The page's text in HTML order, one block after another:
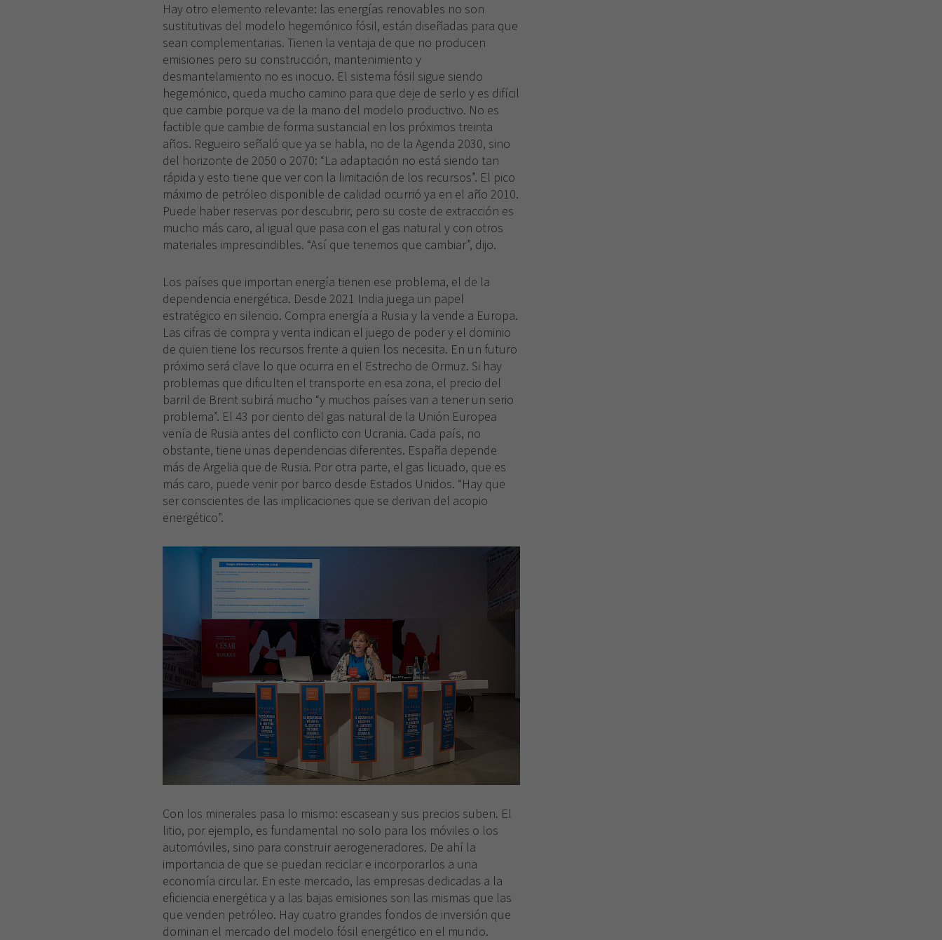
Hay otro elemento relevante: las energías renovables no son
sustitutivas del modelo hegemónico fósil, están diseñadas para que
sean complementarias. Tienen la ventaja de que no producen
emisiones pero su construcción, mantenimiento y
desmantelamiento no es inocuo. El sistema fósil sigue siendo
hegemónico, queda mucho camino para que deje de serlo y es difícil
que cambie porque va de la mano del modelo productivo. No es
factible que cambie de forma sustancial en los próximos treinta
años. Regueiro señaló que ya se habla, no de la Agenda 2030, sino
del horizonte de 2050 o 2070: “La adaptación no está siendo tan
rápida y esto tiene que ver con la limitación de los recursos”. El pico
máximo de petróleo disponible de calidad ocurrió ya en el año 2010.
Puede haber reservas por descubrir, pero su coste de extracción es
mucho más caro, al igual que pasa con el gas natural y con otros
materiales imprescindibles. “Así que tenemos que cambiar”, dijo.
Los países que importan energía tienen ese problema, el de la
dependencia energética. Desde 2021 India juega un papel
estratégico en silencio. Compra energía a Rusia y la vende a Europa.
Las cifras de compra y venta indican el juego de poder y el dominio
de quien tiene los recursos frente a quien los necesita. En un futuro
próximo será clave lo que ocurra en el Estrecho de Ormuz. Si hay
problemas que dificulten el transporte en esa zona, el precio del
barril de Brent subirá mucho “y muchos países van a tener un serio
problema”. El 43 por ciento del gas natural de la Unión Europea
venía de Rusia antes del conflicto con Ucrania. Cada país, no
obstante, tiene unas dependencias diferentes. España depende
más de Argelia que de Rusia. Por otra parte, el gas licuado, que es
más caro, puede venir por barco desde Estados Unidos. “Hay que
ser conscientes de las implicaciones que se derivan del acopio
energético”.
Con los minerales pasa lo mismo: escasean y sus precios suben. El
litio, por ejemplo, es fundamental no solo para los móviles o los
automóviles, sino para construir aerogeneradores. De ahí la
importancia de que se puedan reciclar e incorporarlos a una
economía circular. En este mercado, las empresas dedicadas a la
eficiencia energética y a las bajas emisiones son las mismas que las
que venden petróleo. Hay cuatro grandes fondos de inversión que
dominan el mercado del modelo fósil energético en el mundo.